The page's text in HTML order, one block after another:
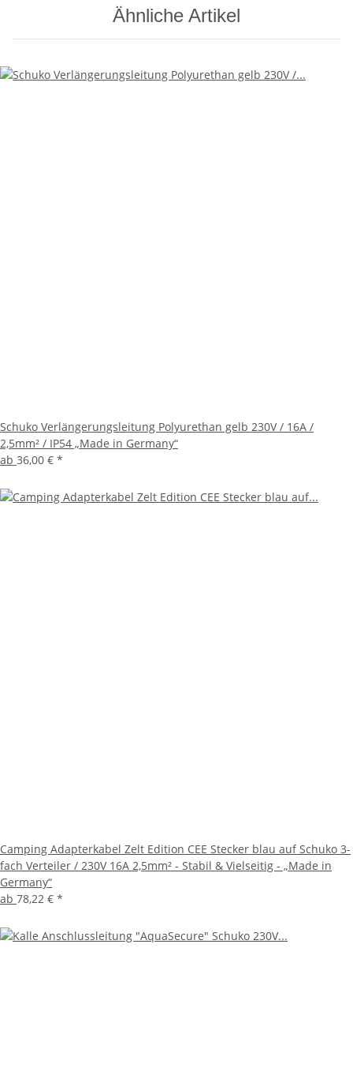
Ähnliche Artikel
Schuko Verlängerungsleitung Polyurethan gelb 230V / 16A /
2,5mm² / IP54 „Made in Germany“
ab 36,00 € *
Camping Adapterkabel Zelt Edition CEE Stecker blau auf Schuko 3-
fach Verteiler / 230V 16A 2,5mm² - Stabil & Vielseitig - „Made in
Germany“
ab 78,22 € *